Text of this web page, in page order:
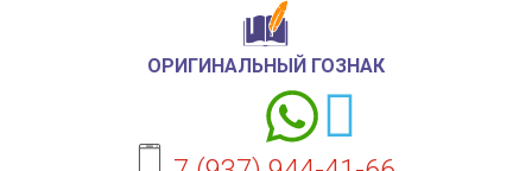
ОРИГИНАЛЬНЫЙ ГОЗНАК